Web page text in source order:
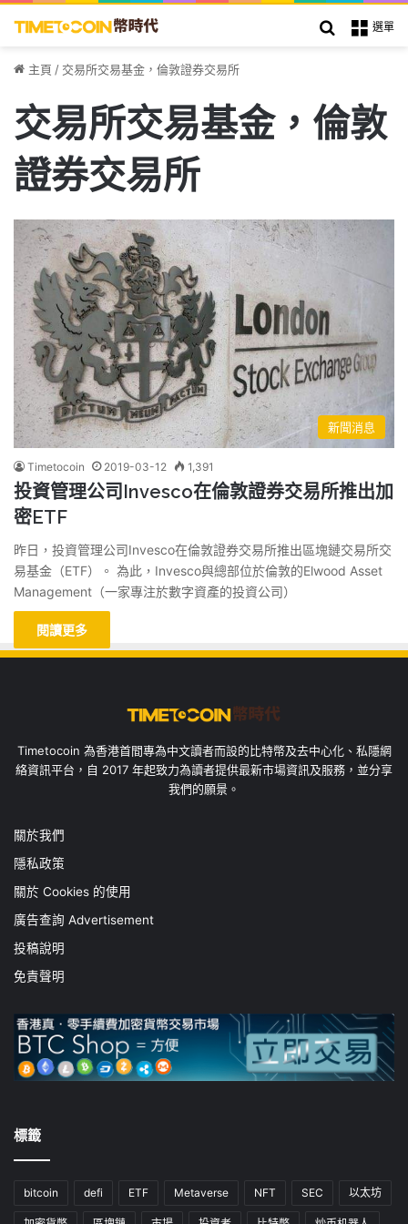
選單
搜索
主頁 / 交易所交易基金，倫敦證券交易所
交易所交易基金，倫敦
證券交易所
新聞消息
Timetocoin 2019-03-12 1,391
投資管理公司Invesco在倫敦證券交易所推出加
密ETF
昨日，投資管理公司Invesco在倫敦證券交易所推出區塊鏈交易所交
易基金（ETF）。 為此，Invesco與總部位於倫敦的Elwood Asset
Management（一家專注於數字資產的投資公司）
閱讀更多
Timetocoin 為香港首間專為中文讀者而設的比特幣及去中心化、私隱網
絡資訊平台，自 2017 年起致力為讀者提供最新市場資訊及服務，並分享
我們的願景。
關於我們
隱私政策
關於 Cookies 的使用
廣告查詢 Advertisement
投稿說明
免責聲明
標籤
bitcoin defi ETF Metaverse NFT SEC 以太坊